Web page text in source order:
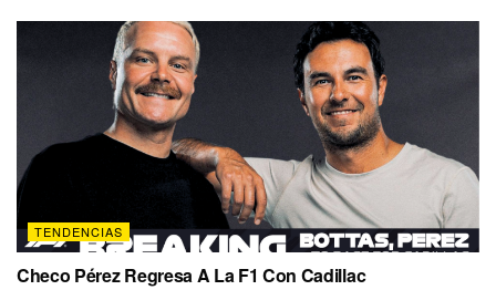
TENDENCIAS
Checo Pérez Regresa A La F1 Con Cadillac